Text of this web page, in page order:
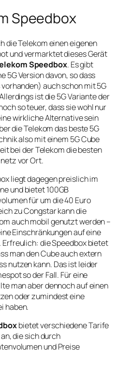
Speedbox
die Telekom einen eigenen
und vermarktet dieses Gerät
Speedbox. Es gibt
5G Version davon, so dass
auch schon mit 5G
ist die 5G Variante der
so teuer, dass sie wohl nur
wirkliche Alternative sein
die Telekom das beste 5G
also mit einem 5G Cube
bei der Telekom die besten
vor Ort.
liegt dagegen preislich im
und bietet 100GB
für um die 40 Euro
zu Congstar kann die
auch mobil genutzt werden –
Einschränkungen auf eine
die Speedbox bietet
man den Cube auch extern
nutzen kann. Das ist leider
so der Fall. Für eine
man aber dennoch auf einen
oder zumindest eine
haben.
bietet verschiedene Tarife
die sich durch
und Preise